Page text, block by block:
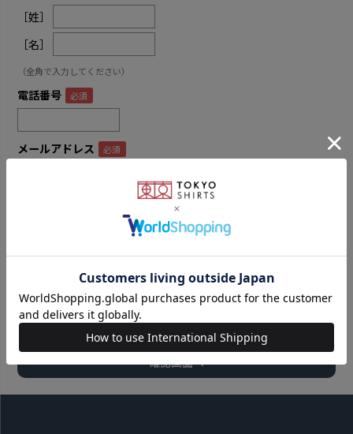
［姓］
［名］
（全角で入力してください）
電話番号
メールアドレス